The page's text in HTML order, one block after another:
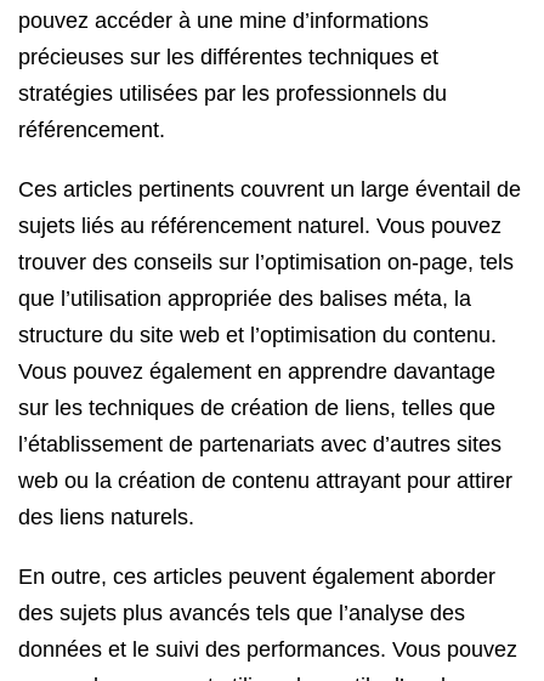
pouvez accéder à une mine d’informations
précieuses sur les différentes techniques et
stratégies utilisées par les professionnels du
référencement.
Ces articles pertinents couvrent un large éventail de
sujets liés au référencement naturel. Vous pouvez
trouver des conseils sur l’optimisation on-page, tels
que l’utilisation appropriée des balises méta, la
structure du site web et l’optimisation du contenu.
Vous pouvez également en apprendre davantage
sur les techniques de création de liens, telles que
l’établissement de partenariats avec d’autres sites
web ou la création de contenu attrayant pour attirer
des liens naturels.
En outre, ces articles peuvent également aborder
des sujets plus avancés tels que l’analyse des
données et le suivi des performances. Vous pouvez